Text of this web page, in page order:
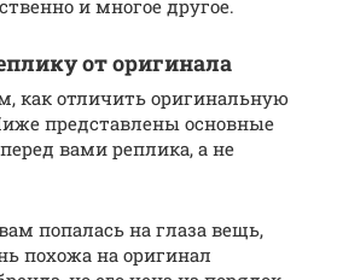
и многое другое.
от оригинала
как отличить оригинальную
представлены основные
вами реплика, а не
попалась на глаза вещь,
похожа на оригинал